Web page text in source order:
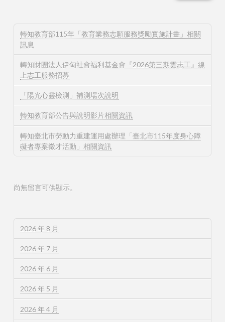
轉知教育部115年「教育業務志願服務獎勵實施計畫」相關
訊息
轉知財團法人伊甸社會福利基金會『2026第三期雲志工』線
上志工服務招募
「陽光心靈檢測」補測場次說明
轉知教育部公告與說明影片相關資訊
轉知臺北市勞動力重建運用處辦理「臺北市115年度身心障
礙者專案徵才活動」相關資訊
尚無留言可供顯示。
2026 年 8 月
2026 年 7 月
2026 年 6 月
2026 年 5 月
2026 年 4 月